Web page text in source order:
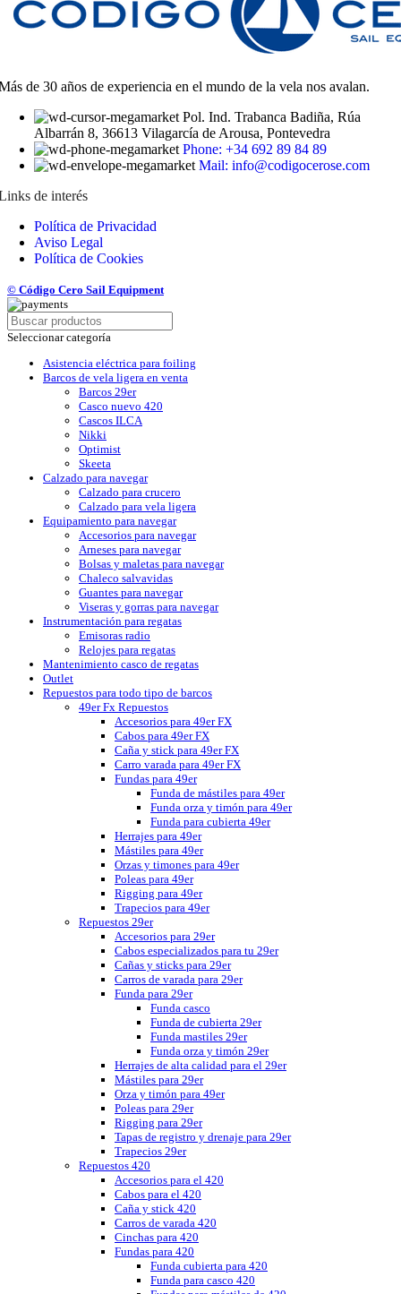
de 30 años de experiencia en el mundo de la vela nos avalan.
Pol. Ind. Trabanca Badiña, Rúa
Albarrán 8, 36613 Vilagarcía de Arousa, Pontevedra
Phone: +34 692 89 84 89
Mail: info@codigocerose.com
de interés
Política de Privacidad
Aviso Legal
Política de Cookies
© Código Cero Sail Equipment
Seleccionar categoría
Asistencia eléctrica para foiling
Barcos de vela ligera en venta
Barcos 29er
Casco nuevo 420
Cascos ILCA
Nikki
Optimist
Skeeta
Calzado para navegar
Calzado para crucero
Calzado para vela ligera
Equipamiento para navegar
Accesorios para navegar
Arneses para navegar
Bolsas y maletas para navegar
Chaleco salvavidas
Guantes para navegar
Viseras y gorras para navegar
Instrumentación para regatas
Emisoras radio
Relojes para regatas
Mantenimiento casco de regatas
Outlet
Repuestos para todo tipo de barcos
49er Fx Repuestos
Accesorios para 49er FX
Cabos para 49er FX
Caña y stick para 49er FX
Carro varada para 49er FX
Fundas para 49er
Funda de mástiles para 49er
Funda orza y timón para 49er
Funda para cubierta 49er
Herrajes para 49er
Mástiles para 49er
Orzas y timones para 49er
Poleas para 49er
Rigging para 49er
Trapecios para 49er
Repuestos 29er
Accesorios para 29er
Cabos especializados para tu 29er
Cañas y sticks para 29er
Carros de varada para 29er
Funda para 29er
Funda casco
Funda de cubierta 29er
Funda mastiles 29er
Funda orza y timón 29er
Herrajes de alta calidad para el 29er
Mástiles para 29er
Orza y timón para 49er
Poleas para 29er
Rigging para 29er
Tapas de registro y drenaje para 29er
Trapecios 29er
Repuestos 420
Accesorios para el 420
Cabos para el 420
Caña y stick 420
Carros de varada 420
Cinchas para 420
Fundas para 420
Funda cubierta para 420
Funda para casco 420